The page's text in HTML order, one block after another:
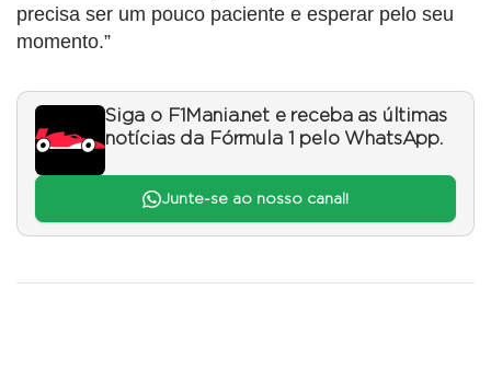
precisa ser um pouco paciente e esperar pelo seu
momento.”
Siga o F1Mania.net e receba as últimas
notícias da Fórmula 1 pelo WhatsApp.
Junte-se ao nosso canal!